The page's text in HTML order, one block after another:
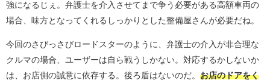
強になるじぇ。弁護士を介入させてまで争う必要がある高額車両の
場合、味方となってくれるしっかりとした整備屋さんが必要だね。
今回のさびっさびロードスターのように、弁護士の介入が非合理な
クルマの場合、ユーザーは自ら戦うしかない。対応するかしないか
は、お店側の誠意に依存する。後ろ盾はないのだ。 お店のドアをく